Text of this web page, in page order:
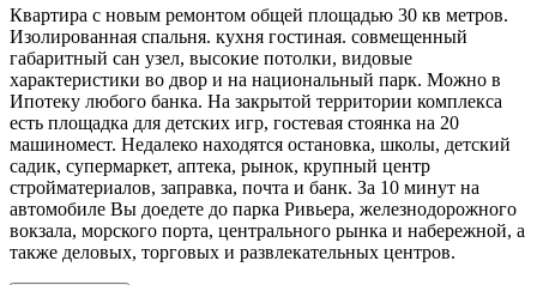
Квартира с новым ремонтом общей площадью 30 кв метров.
Изолированная спальня. кухня гостиная. совмещенный
габаритный сан узел, высокие потолки, видовые
характеристики во двор и на национальный парк. Можно в
Ипотеку любого банка. На закрытой территории комплекса
есть площадка для детских игр, гостевая стоянка на 20
машиномест. Недалеко находятся остановка, школы, детский
садик, супермаркет, аптека, рынок, крупный центр
стройматериалов, заправка, почта и банк. За 10 минут на
автомобиле Вы доедете до парка Ривьера, железнодорожного
вокзала, морского порта, центрального рынка и набережной, а
также деловых, торговых и развлекательных центров.